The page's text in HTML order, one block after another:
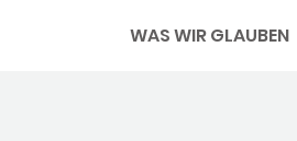
WAS WIR GLAUBEN